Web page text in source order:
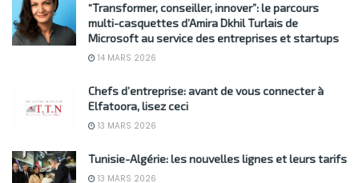
“Transformer, conseiller, innover”: le parcours
multi-casquettes d’Amira Dkhil Turlais de
Microsoft au service des entreprises et startups
14 MARS 2026
Chefs d’entreprise: avant de vous connecter à
Elfatoora, lisez ceci
13 MARS 2026
Tunisie-Algérie: les nouvelles lignes et leurs tarifs
13 MARS 2026